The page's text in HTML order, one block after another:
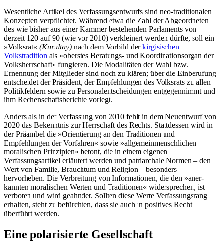
Wesentliche Artikel des Verfassungs­entwurfs sind neo-traditionalen
Konzepten verpflichtet. Während etwa die Zahl der Ab­geordneten
des wie bisher aus einer Kam­mer bestehenden Parlaments von
derzeit 120 auf 90 (wie vor 2010) verkleinert werden dürfte, soll ein
»Volksrat« (Kurultay) nach dem Vorbild derkirgisischen
Volkstradition als »oberstes Beratungs- und Koordinationsorgan der
Volksherrschaft« fungieren. Die Modalitäten der Wahl bzw.
Ernennung der Mitglieder sind noch zu klären; über die Einberufung
entscheidet der Präsident, der Empfehlungen des Volksrats zu allen
Poli­tik­feldern sowie zu Personalentscheidungen entgegennimmt und
ihm Rechenschafts­berichte vorlegt.
Anders als in der Verfassung von 2010 fehlt in dem Neuentwurf von
2020 das Bekenntnis zur Herrschaft des Rechts. Statt­dessen wird in
der Präambel die »Orientie­rung an den Traditionen und
Empfehlungen der Vorfahren« sowie »allgemeinmensch­lichen
moralischen Prinzipien« betont, die in einem eigenen
Verfassungsartikel erläu­tert werden und patriarchale Normen – den
Wert von Familie, Brauchtum und Reli­gion – besonders
hervorheben. Die Verbrei­tung von Informationen, die den »aner­
kannten moralischen Werten und Tradi­tio­nen« widersprechen, ist
verboten und wird geahndet. Sollten diese Werte Verfassungs­rang
erhalten, steht zu befürchten, dass sie auch in positives Recht
überführt werden.
Eine polarisierte Gesellschaft